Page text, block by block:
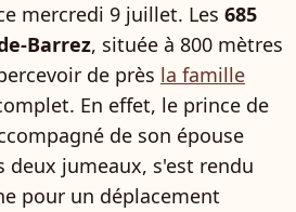
mercredi 9 juillet. Les 685
Barrez, située à 800 mètres
de près la famille
En effet, le prince de
de son épouse
deux jumeaux, s'est rendu
pour un déplacement